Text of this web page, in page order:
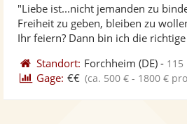
"Liebe ist...nicht jemanden zu
Freiheit zu geben, bleiben zu
Ihr feiern? Dann bin ich die richtige
Standort: Forchheim (DE) - 115
Gage: €€ (ca. 500 € - 1800 €